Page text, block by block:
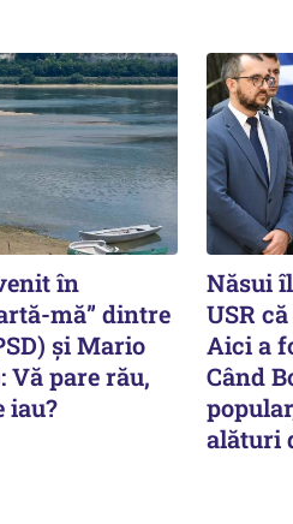
în
mă” dintre
și Mario
Vă pare rău,
iau?
Năsui
USR
Aici a
Când
alături